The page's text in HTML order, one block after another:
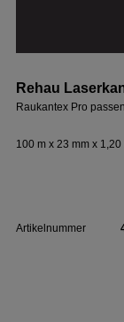
Rehau
Raukantex Pro
100 m x 23 mm x 1,20
Artikelnummer